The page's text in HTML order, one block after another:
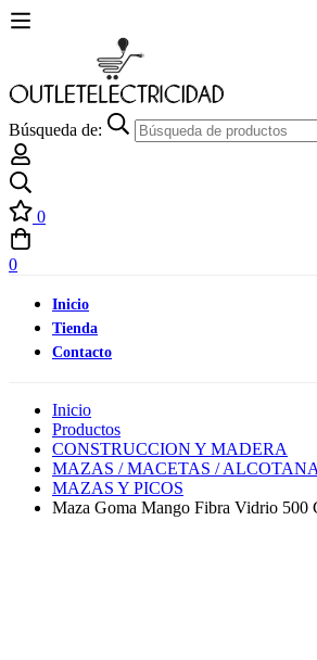
Búsqueda de:
0
0
Inicio
Tienda
Contacto
Inicio
Productos
CONSTRUCCION Y MADERA
MAZAS / MACETAS /
MAZAS Y PICOS
Maza Goma Mango Fibra Vidrio 500